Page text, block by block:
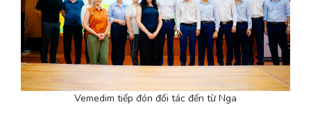
Vemedim tiếp đón đối tác đến từ Nga